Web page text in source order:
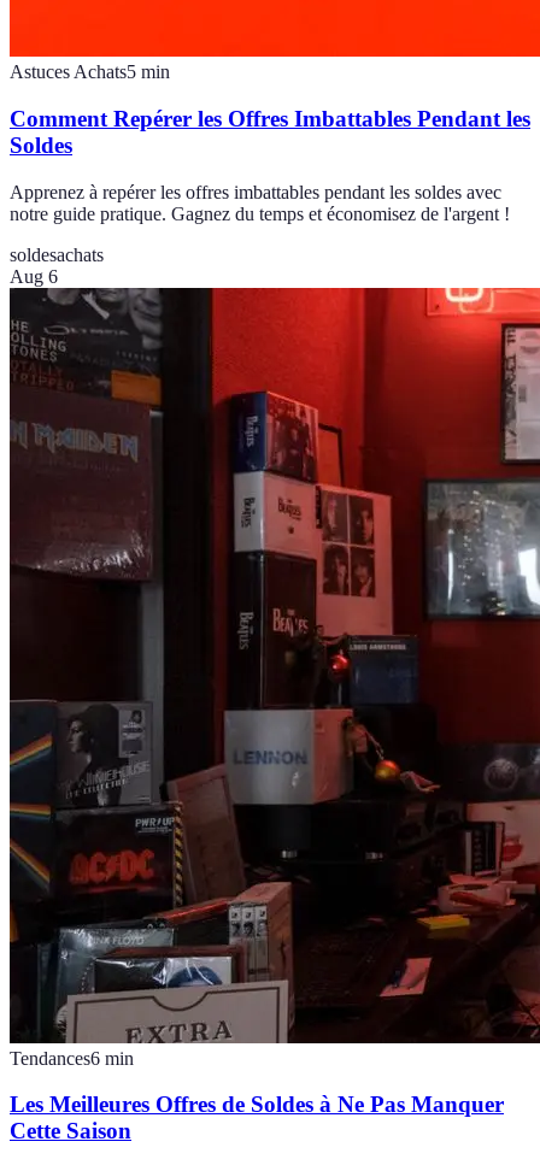
Astuces Achats5 min
Comment Repérer les Offres Imbattables Pendant les
Soldes
Apprenez à repérer les offres imbattables pendant les soldes avec
notre guide pratique. Gagnez du temps et économisez de l'argent !
soldesachats
Aug 6
Tendances6 min
Les Meilleures Offres de Soldes à Ne Pas Manquer
Cette Saison